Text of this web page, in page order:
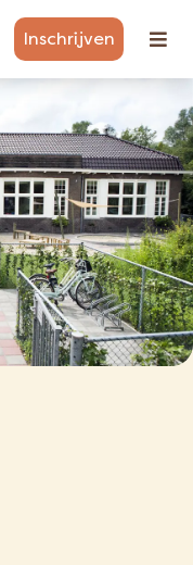
Inschrijven